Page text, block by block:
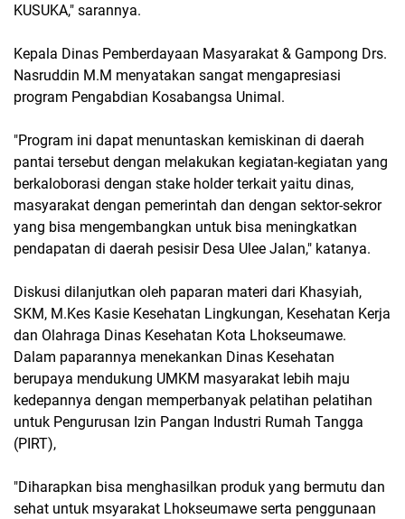
KUSUKA," sarannya.
Kepala Dinas Pemberdayaan Masyarakat & Gampong Drs.
Nasruddin M.M menyatakan sangat mengapresiasi
program Pengabdian Kosabangsa Unimal.
"Program ini dapat menuntaskan kemiskinan di daerah
pantai tersebut dengan melakukan kegiatan-kegiatan yang
berkaloborasi dengan stake holder terkait yaitu dinas,
masyarakat dengan pemerintah dan dengan sektor-sekror
yang bisa mengembangkan untuk bisa meningkatkan
pendapatan di daerah pesisir Desa Ulee Jalan," katanya.
Diskusi dilanjutkan oleh paparan materi dari Khasyiah,
SKM, M.Kes Kasie Kesehatan Lingkungan, Kesehatan Kerja
dan Olahraga Dinas Kesehatan Kota Lhokseumawe.
Dalam paparannya menekankan Dinas Kesehatan
berupaya mendukung UMKM masyarakat lebih maju
kedepannya dengan memperbanyak pelatihan pelatihan
untuk Pengurusan Izin Pangan Industri Rumah Tangga
(PIRT),
"Diharapkan bisa menghasilkan produk yang bermutu dan
sehat untuk msyarakat Lhokseumawe serta penggunaan